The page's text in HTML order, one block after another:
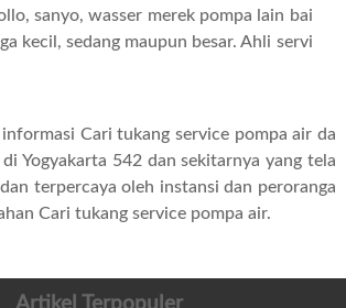
sanyo, wasser merek pompa lain bai
kecil, sedang maupun besar. Ahli servi
Cari tukang service pompa air da
Yogyakarta 542 dan sekitarnya yang tela
terpercaya oleh instansi dan peroranga
Cari tukang service pompa air.